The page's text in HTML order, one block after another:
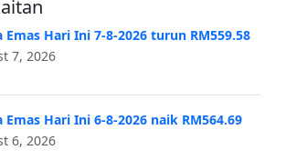
Emas Hari Ini 7-8-2026 turun RM559.58
7, 2026
Emas Hari Ini 6-8-2026 naik RM564.69
6, 2026